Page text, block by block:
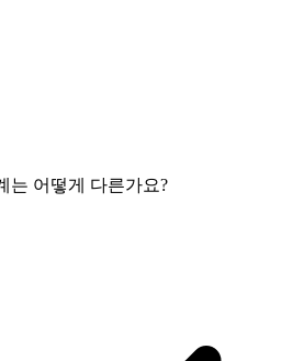
는 어떻게 다른가요?